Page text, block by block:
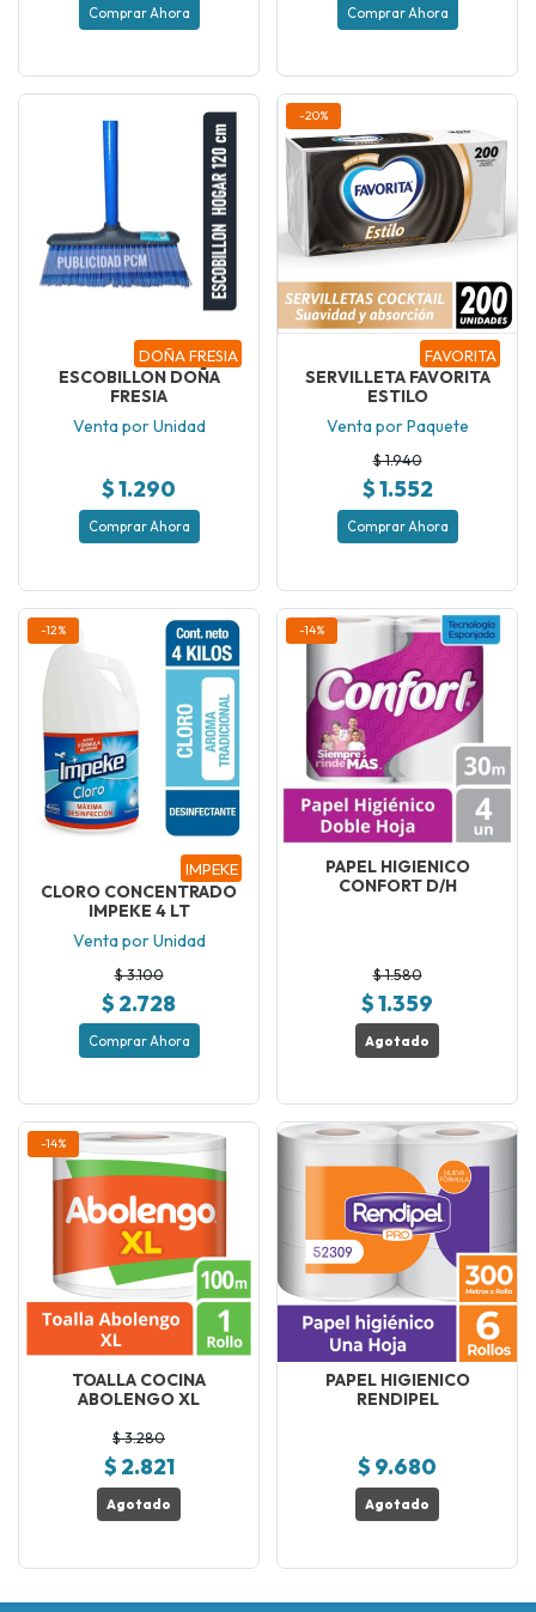
Comprar Ahora Comprar Ahora
DOÑA FRESIA
ESCOBILLON DOÑA
FRESIA
Venta por Unidad
$ 1.290
Comprar Ahora
-20%
FAVORITA
SERVILLETA FAVORITA
ESTILO
Venta por Paquete
$ 1.940
$ 1.552
Comprar Ahora
-12%
IMPEKE
CLORO CONCENTRADO
IMPEKE 4 LT
Venta por Unidad
$ 3.100
$ 2.728
Comprar Ahora
-14%
PAPEL HIGIENICO
CONFORT D/H
$ 1.580
$ 1.359
Agotado
-14%
TOALLA COCINA
ABOLENGO XL
$ 3.280
$ 2.821
Agotado
PAPEL HIGIENICO
RENDIPEL
$ 9.680
Agotado